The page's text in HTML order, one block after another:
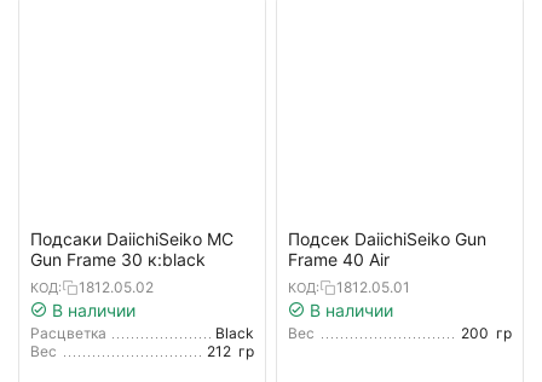
Подсаки DaiichiSeiko MC
Gun Frame 30 к:black
КОД: 1812.05.02
В наличии
Расцветка
Black
Вес
212 гр
Подсек DaiichiSeiko Gun
Frame 40 Air
КОД: 1812.05.01
В наличии
Вес 200 гр